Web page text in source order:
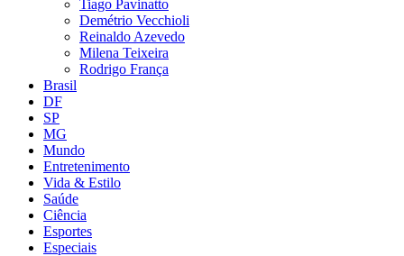
Tiago Pavinatto
Demétrio Vecchioli
Reinaldo Azevedo
Milena Teixeira
Rodrigo França
Brasil
DF
SP
MG
Mundo
Entretenimento
Vida & Estilo
Saúde
Ciência
Esportes
Especiais